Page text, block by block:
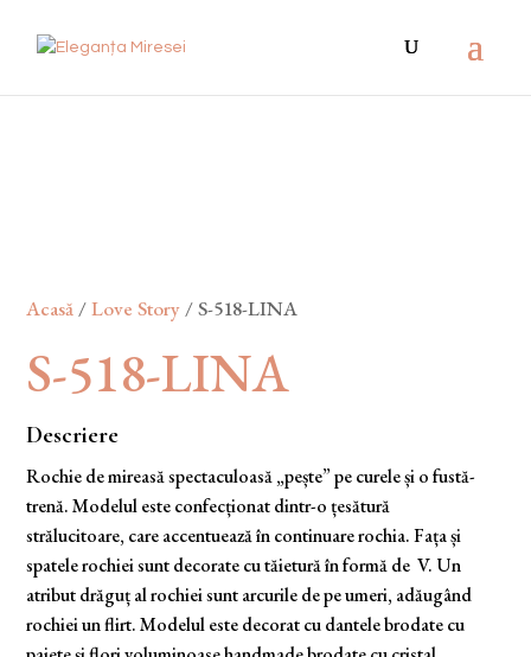
Acasă /Love Story / S-518-LINA
S-518-LINA
Descriere
Rochie de mireasă spectaculoasă „pește” pe curele și o fustă-
trenă. Modelul este confecționat dintr-o țesătură
strălucitoare, care accentuează în continuare rochia. Fața și
spatele rochiei sunt decorate cu tăietură în formă de V. Un
atribut drăguț al rochiei sunt arcurile de pe umeri, adăugând
rochiei un flirt. Modelul este decorat cu dantele brodate cu